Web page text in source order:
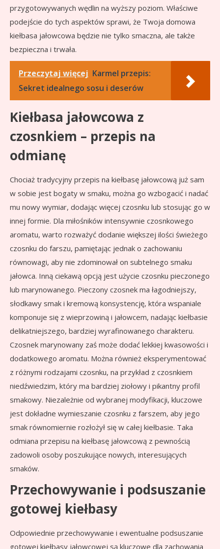
przygotowywanych wędlin na wyższy poziom. Właściwe
podejście do tych aspektów sprawi, że Twoja domowa
kiełbasa jałowcowa będzie nie tylko smaczna, ale także
bezpieczna i trwała.
Przeczytaj więcej Karmel przepis:
Sekret idealnego sosu i deserów
Kiełbasa jałowcowa z
czosnkiem – przepis na
odmianę
Chociaż tradycyjny przepis na kiełbasę jałowcową już sam
w sobie jest bogaty w smaku, można go wzbogacić i nadać
mu nowy wymiar, dodając więcej czosnku lub stosując go w
innej formie. Dla miłośników intensywnie czosnkowego
aromatu, warto rozważyć dodanie większej ilości świeżego
czosnku do farszu, pamiętając jednak o zachowaniu
równowagi, aby nie zdominował on subtelnego smaku
jałowca. Inną ciekawą opcją jest użycie czosnku pieczonego
lub marynowanego. Pieczony czosnek ma łagodniejszy,
słodkawy smak i kremową konsystencję, która wspaniale
komponuje się z wieprzowiną i jałowcem, nadając kiełbasie
delikatniejszego, bardziej wyrafinowanego charakteru.
Czosnek marynowany zaś może dodać lekkiej kwasowości i
dodatkowego aromatu. Można również eksperymentować
z różnymi rodzajami czosnku, na przykład z czosnkiem
niedźwiedzim, który ma bardziej ziołowy i pikantny profil
smakowy. Niezależnie od wybranej modyfikacji, kluczowe
jest dokładne wymieszanie czosnku z farszem, aby jego
smak równomiernie rozłożył się w całej kiełbasie. Taka
odmiana przepisu na kiełbasę jałowcową z pewnością
zadowoli osoby poszukujące nowych, interesujących
smaków.
Przechowywanie i podsuszanie
gotowej kiełbasy
Odpowiednie przechowywanie i ewentualne podsuszanie
gotowej kiełbasy jałowcowej są kluczowe dla zachowania